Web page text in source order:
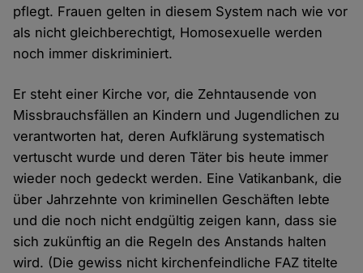
pflegt. Frauen gelten in diesem System nach wie vor
als nicht gleichberechtigt, Homosexuelle werden
noch immer diskriminiert.
Er steht einer Kirche vor, die Zehntausende von
Missbrauchsfällen an Kindern und Jugendlichen zu
verantworten hat, deren Aufklärung systematisch
vertuscht wurde und deren Täter bis heute immer
wieder noch gedeckt werden. Eine Vatikanbank, die
über Jahrzehnte von kriminellen Geschäften lebte
und die noch nicht endgültig zeigen kann, dass sie
sich zukünftig an die Regeln des Anstands halten
wird. (Die gewiss nicht kirchenfeindliche FAZ titelte